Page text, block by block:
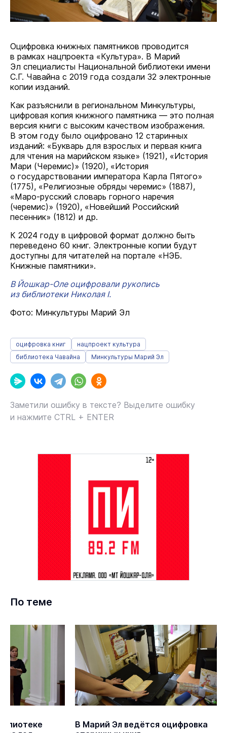
Оцифровка книжных памятников проводится
в рамках нацпроекта «Культура». В Марий
Эл специалисты Национальной библиотеки имени
С.Г. Чавайна с 2019 года создали 32 электронные
копии изданий.
Как разъяснили в региональном Минкультуры,
цифровая копия книжного памятника — это полная
версия книги с высоким качеством изображения.
В этом году было оцифровано 12 старинных
изданий: «Букварь для взрослых и первая книга
для чтения на марийском языке» (1921), «История
Мари (Черемис)» (1920), «История
о государствовании императора Карла Пятого»
(1775), «Религиозные обряды черемис» (1887),
«Маро-русский словарь горного наречия
(черемис)» (1920), «Новейший Российский
песенник» (1812) и др.
К 2024 году в цифровой формат должно быть
переведено 60 книг. Электронные копии будут
доступны для читателей на портале «НЭБ.
Книжные памятники».
В Йошкар-Оле оцифровали рукопись
из библиотеки Николая I.
Фото: Минкультуры Марий Эл
оцифровка книг
нацпроект культура
библиотека Чавайна
Минкультуры Марий Эл
Заметили ошибку в тексте? Выделите ошибку
и нажмите CTRL + ENTER
По теме
В Марий Эл ведётся оцифровка